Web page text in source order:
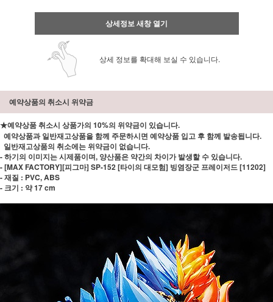
상세정보 새창 열기
상세 정보를 확대해 보실 수 있습니다.
예약상품의 취소시 위약금
★예약상품 취소시 상품가의 10%의 위약금이 있습니다.
예약상품과 일반재고상품을 함께 주문하시면 예약상품 입고 후 함께 발송됩니다.
일반재고상품의 취소에는 위약금이 없습니다.
- 하기의 이미지는 시제품이며, 양산품은 약간의 차이가 발생할 수 있습니다.
- [MAX FACTORY][피그마] SP-152 [타이의 대모험] 빙염장군 프레이저드 [11202]
- 재질 : PVC, ABS
- 크기 : 약 17 cm